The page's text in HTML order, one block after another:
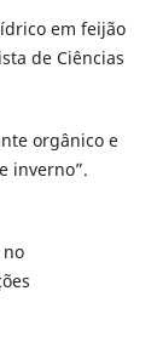
em feijão
de Ciências
orgânico e
inverno”.
no